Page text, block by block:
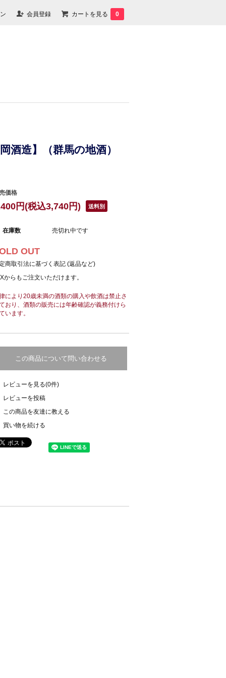
会員登録 カートを見る 0
酒造】（群馬の地酒）
価格
円(税込3,740円) 送料別
在庫数 売切れ中です
OUT
商取引法に基づく表記 (返品など)
からもご注文いただけます。
により20歳未満の酒類の購入や飲酒は禁止さ
おり、酒類の販売には年齢確認が義務付けら
います。
この商品について問い合わせる
レビューを見る(0件)
レビューを投稿
この商品を友達に教える
買い物を続ける